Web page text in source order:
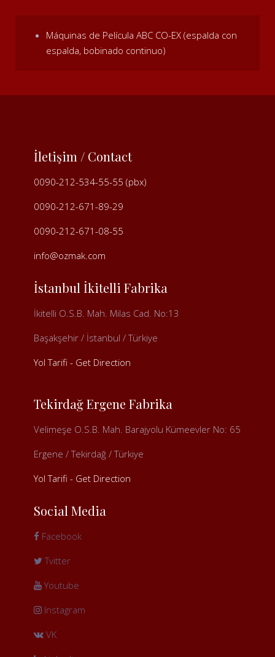
Máquinas de Película ABC CO-EX (espalda con
espalda, bobinado continuo)
İletişim / Contact
0090-212-534-55-55 (pbx)
0090-212-671-89-29
0090-212-671-08-55
info@ozmak.com
İstanbul İkitelli Fabrika
İkitelli O.S.B. Mah. Milas Cad. No:13
Başakşehir / İstanbul / Türkiye
Yol Tarifi - Get Direction
Tekirdağ Ergene Fabrika
Velimeşe O.S.B. Mah. Barajyolu Kümeevler No: 65
Ergene / Tekirdağ / Türkiye
Yol Tarifi - Get Direction
Social Media
Facebook
Tvitter
Youtube
Instagram
VK